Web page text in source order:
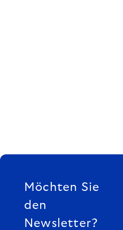
FUSSZEILE
Möchten Sie
den
Newsletter?